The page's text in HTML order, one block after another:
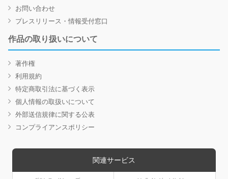
お問い合わせ
プレスリリース・情報受付窓口
作品の取り扱いについて
著作権
利用規約
特定商取引法に基づく表示
個人情報の取扱いについて
外部送信規律に関する公表
コンプライアンスポリシー
関連サービス